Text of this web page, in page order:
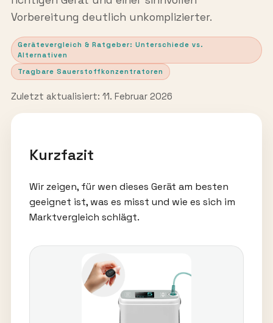
Vorbereitung deutlich unkomplizierter.
Gerätevergleich & Ratgeber: Unterschiede vs.
Alternativen
Tragbare Sauerstoffkonzentratoren
Zuletzt aktualisiert: 11. Februar 2026
Kurzfazit
Wir zeigen, für wen dieses Gerät am besten
geeignet ist, was es misst und wie es sich im
Marktvergleich schlägt.